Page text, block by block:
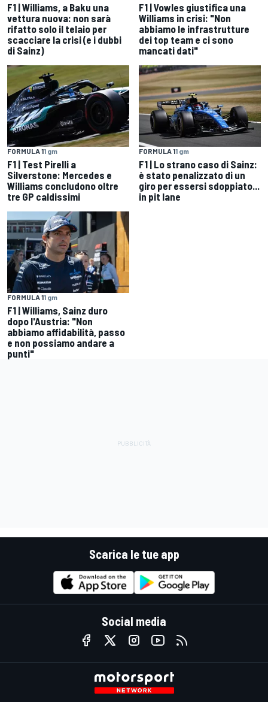
F1 | Williams, a Baku una
vettura nuova: non sarà
rifatto solo il telaio per
scacciare la crisi (e i dubbi
di Sainz)
F1 | Vowles giustifica una
Williams in crisi: "Non
abbiamo le infrastrutture
dei top team e ci sono
mancati dati"
FORMULA 11 gm
F1 | Test Pirelli a
Silverstone: Mercedes e
Williams concludono oltre
tre GP caldissimi
FORMULA 11 gm
F1 | Lo strano caso di Sainz:
è stato penalizzato di un
giro per essersi sdoppiato...
in pit lane
FORMULA 11 gm
F1 | Williams, Sainz duro
dopo l'Austria: "Non
abbiamo affidabilità, passo
e non possiamo andare a
punti"
Scarica le tue app
Social media